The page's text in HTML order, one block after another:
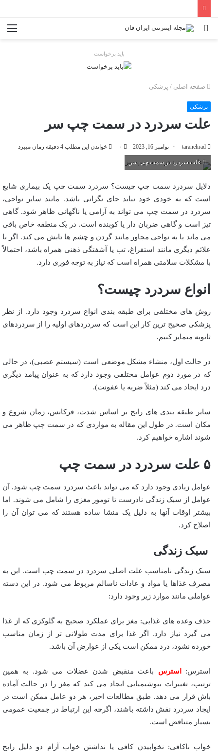
جستجو
باید برخواست
صفحه اصلی / پزشکی
پزشکی
علت سردرد در سمت چپ سر
taranehrad نوامبر 16, 2023 ۰ خواندن این مطلب 4 دقیقه زمان میبرد
علت سردرد در سمت چپ سر
دلایل سردرد سمت چپ چیست؟ سردرد سمت چپ یک بیماری شایع
است که به خودی خود نباید جای نگرانی باشد. مانند سایر نواحی،
سردرد در سمت چپ می تواند به آرامی یا ناگهانی ظاهر شود. گاهی
تیز است و گاهی ضربان دار یا کوبنده است. در یک منطقه خاص باقی
می ماند یا به نواحی مجاور مانند گردن و چشم ها تابش می کند. اگر با
علائم دیگری مانند استفراغ، تب یا آشفتگی ذهنی همراه باشد، احتمالاً
با مشکلات سلامتی همراه است که نیاز به توجه فوری دارد.
انواع سردرد چیست؟
روش های مختلفی برای طبقه بندی انواع سردرد وجود دارد. از نظر
پزشکی صحیح ترین کار این است که سردردهای اولیه را از سردردهای
ثانویه متمایز کنیم.
در حالت اول، منشاء مشکل موضعی است (سیستم عصبی)، در حالی
که در مورد دوم عوامل مختلفی وجود دارد که به عنوان پیامد دیگری
درد ایجاد می کند (مثلاً ضربه یا عفونت).
سایر طبقه بندی های رایج بر اساس شدت، فرکانس، زمان شروع و
مکان است. در طول این مقاله به مواردی که در سمت چپ ظاهر می
شوند اشاره خواهیم کرد.
۵ علت سردرد در سمت چپ
عوامل زیادی وجود دارد که می تواند باعث سردرد سمت چپ شود. آن
عوامل از سبک زندگی نادرست تا تومور مغزی را شامل می شوند. اما
بیشتر اوقات آنها به دلیل یک منشا ساده هستند که می توان آن را
اصلاح کرد.
سبک زندگی
سبک زندگی نامناسب علت اصلی سردرد در سمت چپ است. این به
مصرف غذاها یا مواد و عادات ناسالم مربوط می شود. در این دسته
عواملی مانند موارد زیر وجود دارد:
حذف وعده های غذایی: مغز برای عملکرد صحیح به گلوکزی که از غذا
می گیرد نیاز دارد. اگر غذا برای مدت طولانی تر از زمان مناسب
خورده نشود، درد ممکن است یکی از عوارض آن باشد.
استرس: استرس
باعث منقبض شدن عضلات می شود. به همین
ترتیب، تغییرات بیوشیمیایی ایجاد می کند که مغز را در حالت آماده
باش قرار می دهد. طبق مطالعات اخیر، هر دو عامل ممکن است در
ایجاد سردرد نقش داشته باشند، اگرچه این ارتباط در جمعیت عمومی
بسیار متناقض است.
خواب ناکافی: نخوابیدن کافی یا نداشتن خواب آرام دو دلیل رایج